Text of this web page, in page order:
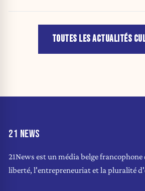
TOUTES LES ACTUALITÉS
21 NEWS
21News est un média belge
liberté, l'entrepreneuriat et la pluralité